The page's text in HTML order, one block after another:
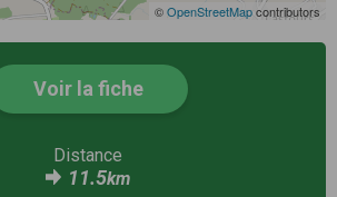
©OpenStreetMapcontributors
Voir la fiche
Distance
11.5km